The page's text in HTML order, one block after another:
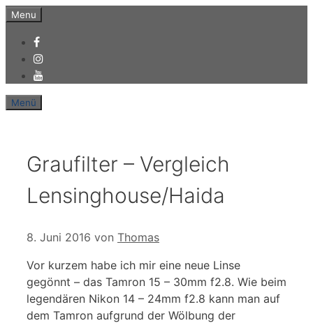
Zum
springen
Menu
Menü
Graufilter – Vergleich
Lensinghouse/Haida
8. Juni 2016 von Thomas
Vor kurzem habe ich mir eine neue Linse
gegönnt – das Tamron 15 – 30mm f2.8. Wie beim
legendären Nikon 14 – 24mm f2.8 kann man auf
dem Tamron aufgrund der Wölbung der